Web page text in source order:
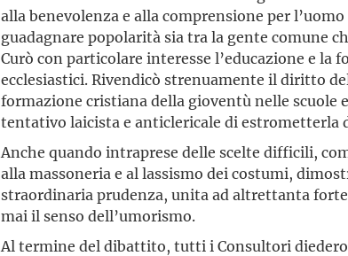
alla benevolenza e alla comprensione per
guadagnare popolarità sia tra la gente comune
Curò con particolare interesse l’educazione e la
ecclesiastici. Rivendicò strenuamente il diritto
formazione cristiana della gioventù nelle scuole
tentativo laicista e anticlericale di estrometterla
Anche quando intraprese delle scelte difficili,
alla massoneria e al lassismo dei costumi,
straordinaria prudenza, unita ad altrettanta
mai il senso dell’umorismo.
Al termine del dibattito, tutti i Consultori